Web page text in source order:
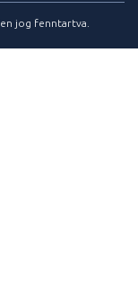
jog fenntartva.